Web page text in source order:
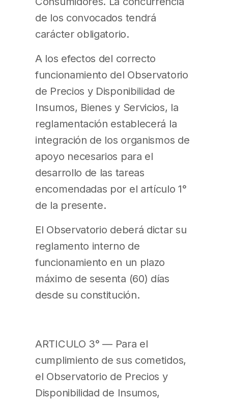
de los convocados tendrá
carácter obligatorio.
A los efectos del correcto
funcionamiento del Observatorio
de Precios y Disponibilidad de
Insumos, Bienes y Servicios, la
reglamentación establecerá la
integración de los organismos de
apoyo necesarios para el
desarrollo de las tareas
encomendadas por el artículo 1°
de la presente.
El Observatorio deberá dictar su
reglamento interno de
funcionamiento en un plazo
máximo de sesenta (60) días
desde su constitución.
ARTICULO 3° — Para el
cumplimiento de sus cometidos,
el Observatorio de Precios y
Disponibilidad de Insumos,